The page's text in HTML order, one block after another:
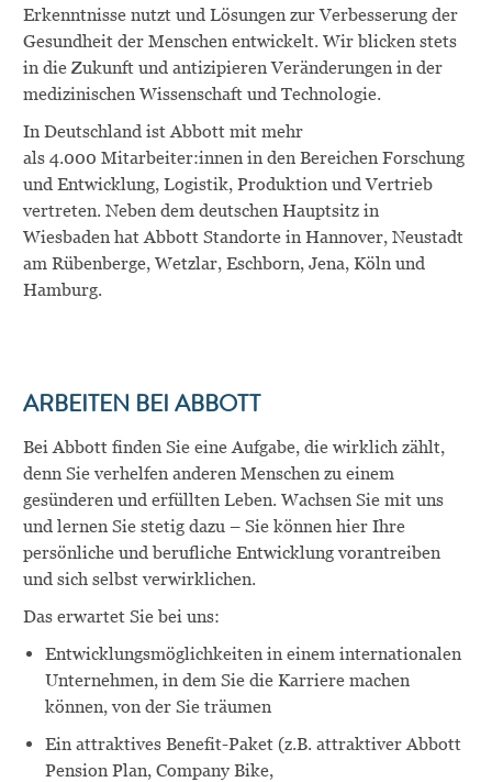
Erkenntnisse nutzt und Lösungen zur Verbesserung der
Gesundheit der Menschen entwickelt. Wir blicken stets
in die Zukunft und antizipieren Veränderungen in der
medizinischen Wissenschaft und Technologie.
In Deutschland ist Abbott mit mehr
als 4.000 Mitarbeiter:innen in den Bereichen Forschung
und Entwicklung, Logistik, Produktion und Vertrieb
vertreten. Neben dem deutschen Hauptsitz in
Wiesbaden hat Abbott Standorte in Hannover, Neustadt
am Rübenberge, Wetzlar, Eschborn, Jena, Köln und
Hamburg.
ARBEITEN BEI ABBOTT
Bei Abbott finden Sie eine Aufgabe, die wirklich zählt,
denn Sie verhelfen anderen Menschen zu einem
gesünderen und erfüllten Leben. Wachsen Sie mit uns
und lernen Sie stetig dazu – Sie können hier Ihre
persönliche und berufliche Entwicklung vorantreiben
und sich selbst verwirklichen.
Das erwartet Sie bei uns:
Entwicklungsmöglichkeiten in einem internationalen
Unternehmen, in dem Sie die Karriere machen
können, von der Sie träumen
Ein attraktives Benefit-Paket (z.B. attraktiver Abbott
Pension Plan, Company Bike,